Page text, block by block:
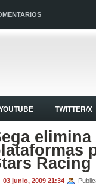
TWITTER/X
Racing
03 junio, 2009 21:34